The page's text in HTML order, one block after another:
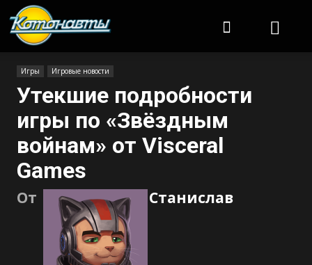
Игры Игровые новости
Утекшие подробности
игры по «Звёздным
войнам» от Visceral
Games
От Станислав